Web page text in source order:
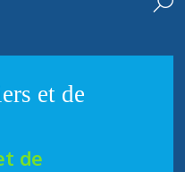
et de
de